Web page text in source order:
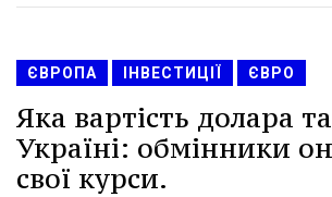
ЄВРОПА ІНВЕСТИЦІЇ ЄВРО
Яка вартість долара
Україні: обмінники
свої курси.